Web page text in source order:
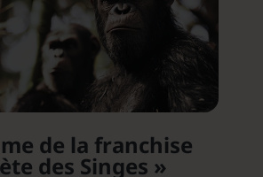
de la franchise
des Singes »